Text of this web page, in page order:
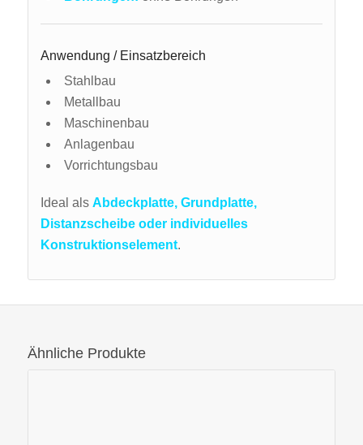
Anwendung / Einsatzbereich
Stahlbau
Metallbau
Maschinenbau
Anlagenbau
Vorrichtungsbau
Ideal als Abdeckplatte, Grundplatte,
Distanzscheibe oder individuelles
Konstruktionselement.
Ähnliche Produkte